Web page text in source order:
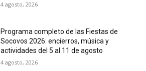
4 agosto, 2026
Programa completo de las Fiestas de
Socovos 2026: encierros, música y
actividades del 5 al 11 de agosto
4 agosto, 2026